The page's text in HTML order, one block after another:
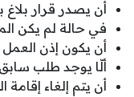
أن يصدر قرار
في حالة لم يكن
أن يكون إذن
ألّا يوجد طلب
أن يتم إلغاء إقامة